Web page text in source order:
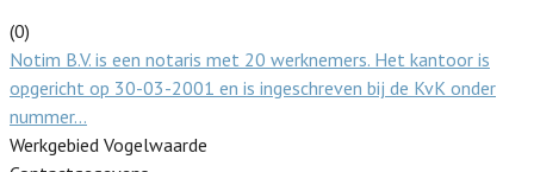
(0)
Notim B.V. is een notaris met 20 werknemers. Het kantoor is
opgericht op 30-03-2001 en is ingeschreven bij de KvK onder
nummer…
Werkgebied Vogelwaarde